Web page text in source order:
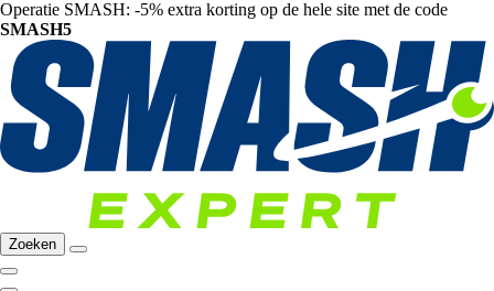
Operatie SMASH: -5% extra korting op de hele site met de code
SMASH5
Zoeken